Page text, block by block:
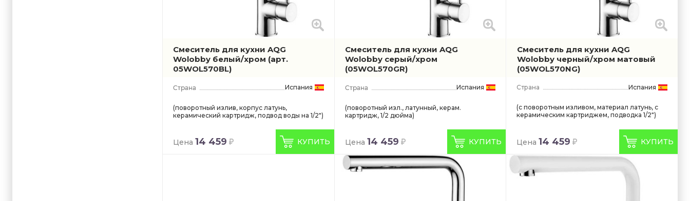
Смеситель для кухни AQG
Wolobby белый/хром (арт.
05WOL570BL)
Испания
(поворотный излив, корпус латунь,
керамический картридж, подвод воды на 1/2")
Цена 14 459 КУПИТЬ
Смеситель для кухни AQG
Wolobby серый/хром
(05WOL570GR)
Испания
(поворотный изл., латунный, керам.
картридж, 1/2 дюйма)
Цена 14 459 КУПИТЬ
Смеситель для кухни AQG
Wolobby черный/хром матовый
(05WOL570NG)
Страна Испания
(с поворотным изливом, материал латунь, с
керамическим картриджем, подводка 1/2")
Цена 14 459 КУПИТЬ